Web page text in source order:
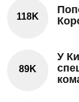
118K
89K
У